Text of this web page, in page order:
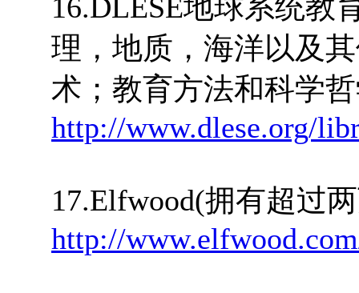
16.DLESE地球系统教
理，地质，海洋以及
术；教育方法和科学
http://www.dlese.org/
17.Elfwood(拥有超过
http://